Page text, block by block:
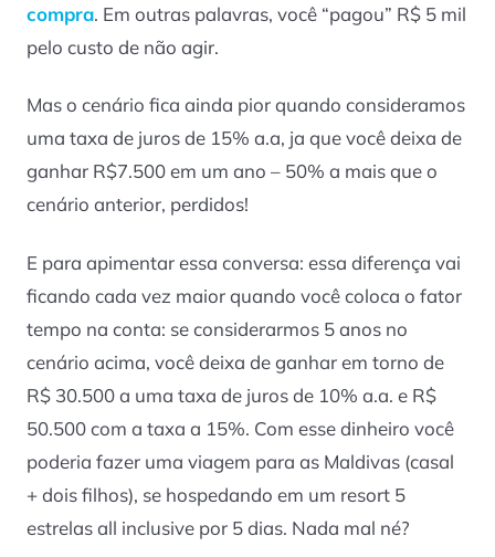
compra. Em outras palavras, você “pagou” R$ 5 mil
pelo custo de não agir.
Mas o cenário fica ainda pior quando consideramos
uma taxa de juros de 15% a.a, ja que você deixa de
ganhar R$7.500 em um ano – 50% a mais que o
cenário anterior, perdidos!
E para apimentar essa conversa: essa diferença vai
ficando cada vez maior quando você coloca o fator
tempo na conta: se considerarmos 5 anos no
cenário acima, você deixa de ganhar em torno de
R$ 30.500 a uma taxa de juros de 10% a.a. e R$
50.500 com a taxa a 15%. Com esse dinheiro você
poderia fazer uma viagem para as Maldivas (casal
+ dois filhos), se hospedando em um resort 5
estrelasall inclusive por 5 dias. Nada mal né?